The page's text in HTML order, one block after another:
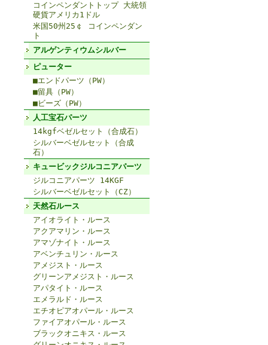
コインペンダントトップ 大統領
硬貨アメリカ1ドル
米国50州25￠ コインペンダン
ト
アルゲンティウムシルバー
ピューター
■エンドパーツ（PW）
■留具（PW）
■ビーズ（PW）
人工宝石パーツ
14kgfベゼルセット（合成石）
シルバーベゼルセット（合成
石）
キュービックジルコニアパーツ
ジルコニアパーツ 14KGF
シルバーベゼルセット（CZ）
天然石ルース
アイオライト・ルース
アクアマリン・ルース
アマゾナイト・ルース
アベンチュリン・ルース
アメジスト・ルース
グリーンアメジスト・ルース
アパタイト・ルース
エメラルド・ルース
エチオピアオパール・ルース
ファイアオパール・ルース
ブラックオニキス・ルース